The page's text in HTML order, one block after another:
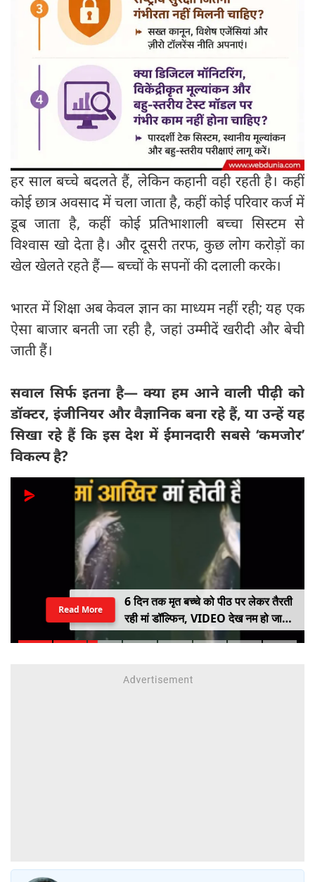
हर साल बच्चे बदलते हैं, लेकिन कहानी वही रहती है। कहीं
कोई छात्र अवसाद में चला जाता है, कहीं कोई परिवार कर्ज में
डूब जाता है, कहीं कोई प्रतिभाशाली बच्चा सिस्टम से
विश्वास खो देता है। और दूसरी तरफ, कुछ लोग करोड़ों का
खेल खेलते रहते हैं— बच्चों के सपनों की दलाली करके।
भारत में शिक्षा अब केवल ज्ञान का माध्यम नहीं रही; यह एक
ऐसा बाजार बनती जा रही है, जहां उम्मीदें खरीदी और बेची
जाती हैं।
सवाल सिर्फ इतना है—क्या हम आने वाली पीढ़ी को
डॉक्टर, इंजीनियर और वैज्ञानिक बना रहे हैं,या उन्हें यह
सिखा रहे हैं कि इस देश में ईमानदारी सबसे ‘कमजोर’
विकल्प है?
6 दिन तक मृत बच्चे को पीठ पर लेकर तैरती
रही मां डॉल्फिन, VIDEO देख नम हो जाएंगी
आंखें
Read More